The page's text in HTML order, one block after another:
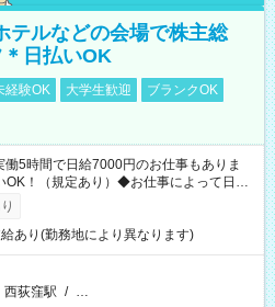
テルなどの会場で株主総
日払いOK
経験OK 大学生歓迎
ブランクOK
5時間で日給7000円のお仕事もありま
！（規定あり）◆お仕事によって日給
あり(勤務地により異なります)
西荻窪駅 / …